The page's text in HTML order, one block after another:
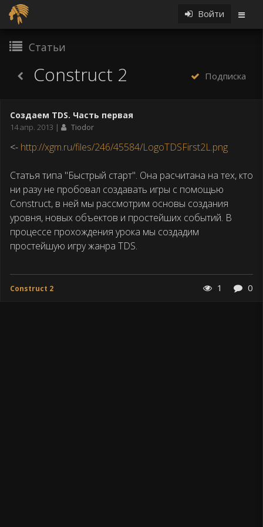
Войти
Статьи
Construct 2 Подписка
Статьи
Construct
2
Создаем TDS. Часть первая
Дата
14 апр. 2013 Tiodor
<- http://xgm.ru/files/246/45584/LogoTDSFirst2L.png
Статья типа "Быстрый старт". Она расчитана на тех, кто
ни разу не пробовал создавать игры с помощью
Construct, в ней мы рассмотрим основы создания
уровня, новых объектов и простейших событий. В
процессе прохождения урока мы создадим
простейшую игру жанра TDS.
Construct 2 1 0